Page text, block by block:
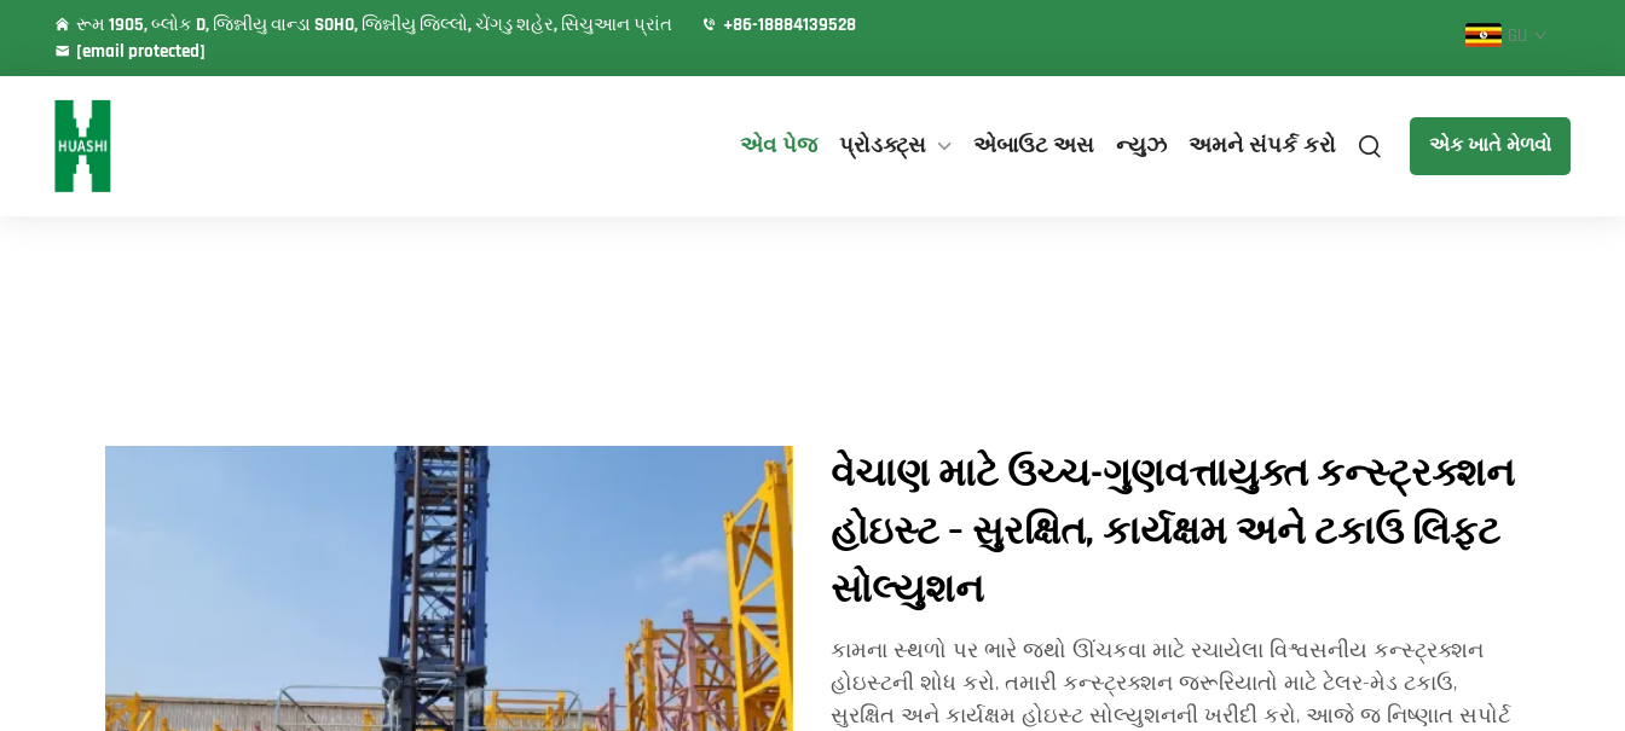
રૂમ 1905, બ્લોક D, જિન્નીયુ વાન્ડા SOHO, જિન્નીયુ જિલ્લો, ચેંગડુ શહેર, સિચુઆન પ્રાંત
+86-18884139528
[email protected]
GU
એવ પેજ પ્રોડક્ટ્સ એબાઉટ અસ ન્યુઝ અમને સંપર્ક કરો એક ખાતે મેળવો
વેચાણ માટે ઉચ્ચ-ગુણવત્તાયુક્ત કન્સ્ટ્રક્શન
હોઇસ્ટ – સુરક્ષિત, કાર્યક્ષમ અને ટકાઉ લિફ્ટ
સોલ્યુશન
કામના સ્થળો પર ભારે જથો ઊંચકવા માટે રચાયેલા વિશ્વસનીય કન્સ્ટ્રક્શન
હોઇસ્ટની શોધ કરો. તમારી કન્સ્ટ્રક્શન જરૂરિયાતો માટે ટેલર-મેડ ટકાઉ,
સુરક્ષિત અને કાર્યક્ષમ હોઇસ્ટ સોલ્યુશનની ખરીદી કરો. આજે જ નિષ્ણાત સપોર્ટ